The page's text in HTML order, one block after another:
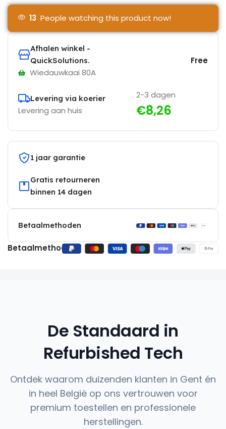
13 People watching this product now!
Afhalen winkel -
QuickSolutions.
Wiedauwkaai 80A
Free
Levering via koerier
Levering aan huis
2-3 dagen
€8,26
1 jaar garantie
Gratis retourneren
binnen 14 dagen
Betaalmethoden
Betaalmethoden:
De Standaard in
Refurbished Tech
Ontdek waarom duizenden klanten in Gent én
in heel België op ons vertrouwen voor
premium toestellen en professionele
herstellingen.